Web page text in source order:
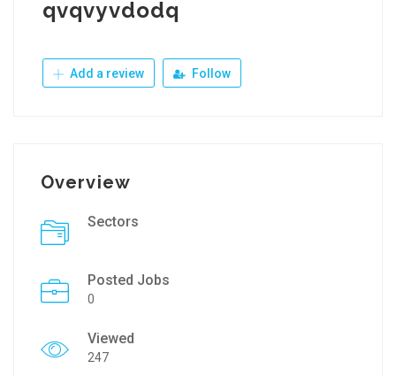
qvqvyvdodq
Add a review Follow
Overview
Sectors
Posted Jobs
0
Viewed
247